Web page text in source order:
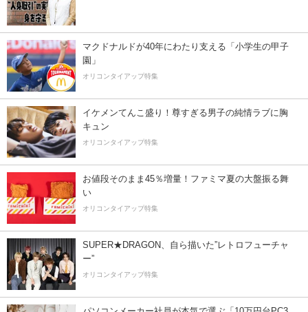
マクドナルドが40年にわたり支える「小学生の甲子
園」
オリコンタイアップ特集
イケメンてんこ盛り！尊すぎる男子の純情ラブに胸
キュン
オリコンタイアップ特集
お値段そのまま45％増量！ファミマ夏の大盤振る舞
い
オリコンタイアップ特集
SUPER★DRAGON、自ら描いた”レトロフューチャ
ー”
オリコンタイアップ特集